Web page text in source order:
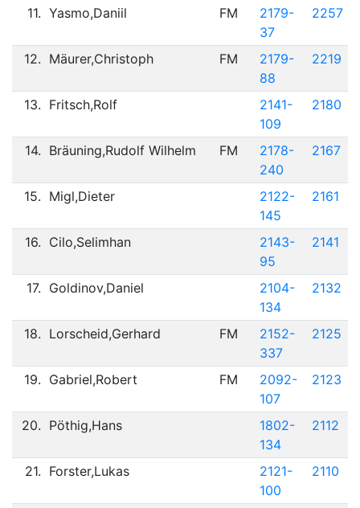
11. Yasmo,Daniil FM
2179-
37
2257
12. Mäurer,Christoph FM
2179-
88
2219
13. Fritsch,Rolf
2141-
109
2180
14. Bräuning,Rudolf Wilhelm FM
2178-
240
2167
15. Migl,Dieter
2122-
145
2161
16. Cilo,Selimhan
2143-
95
2141
17. Goldinov,Daniel
2104-
134
2132
18. Lorscheid,Gerhard FM
2152-
337
2125
19. Gabriel,Robert FM
2092-
107
2123
20. Pöthig,Hans
1802-
134
2112
21. Forster,Lukas
2121-
100
2110